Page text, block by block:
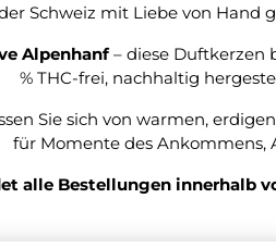
Schweiz mit Liebe von Hand
Alpenhanf– diese Duftkerzen
% THC-frei, nachhaltig
Sie sich von warmen,
für Momente des Ankommens,
alle Bestellungen innerhalb